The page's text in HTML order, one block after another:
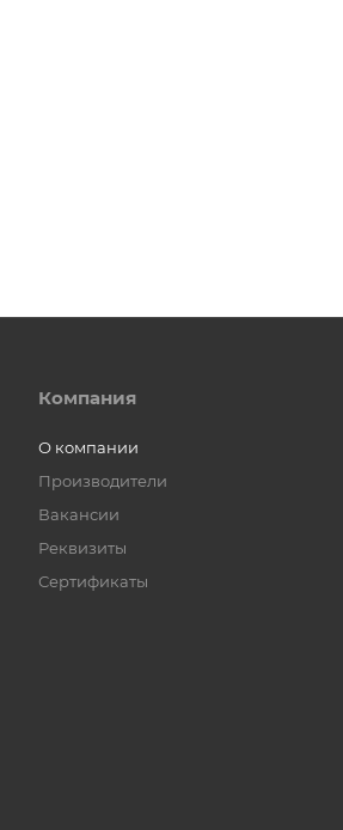
Компания
О компании
Производители
Вакансии
Реквизиты
Сертификаты